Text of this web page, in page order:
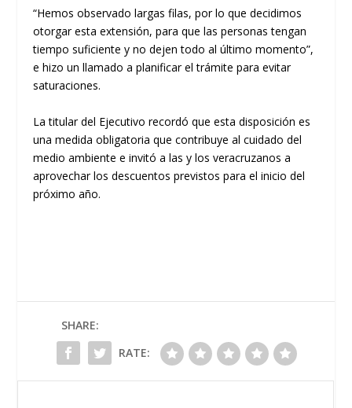
“Hemos observado largas filas, por lo que decidimos
otorgar esta extensión, para que las personas tengan
tiempo suficiente y no dejen todo al último momento”,
e hizo un llamado a planificar el trámite para evitar
saturaciones.
La titular del Ejecutivo recordó que esta disposición es
una medida obligatoria que contribuye al cuidado del
medio ambiente e invitó a las y los veracruzanos a
aprovechar los descuentos previstos para el inicio del
próximo año.
SHARE:
RATE: